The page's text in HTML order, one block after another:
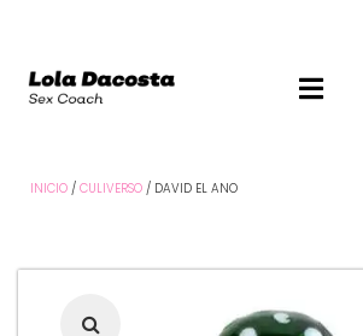
INICIO / CULIVERSO / DAVID EL ANO